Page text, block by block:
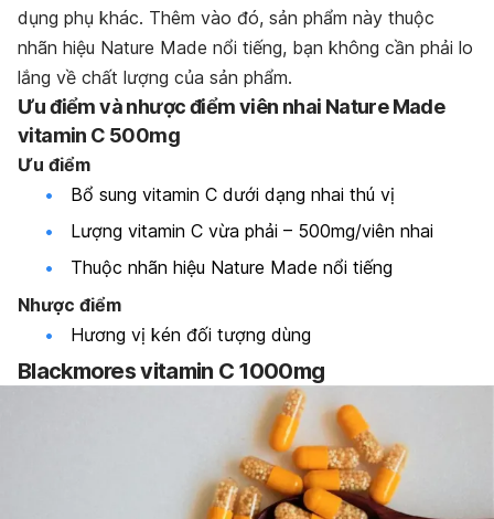
dụng phụ khác. Thêm vào đó, sản phẩm này thuộc
nhãn hiệu Nature Made nổi tiếng, bạn không cần phải lo
lắng về chất lượng của sản phẩm.
Ưu điểm và nhược điểm viên nhai Nature Made
vitamin C 500mg
Ưu điểm
Bổ sung vitamin C dưới dạng nhai thú vị
Lượng vitamin C vừa phải – 500mg/viên nhai
Thuộc nhãn hiệu Nature Made nổi tiếng
Nhược điểm
Hương vị kén đối tượng dùng
Blackmores vitamin C 1000mg